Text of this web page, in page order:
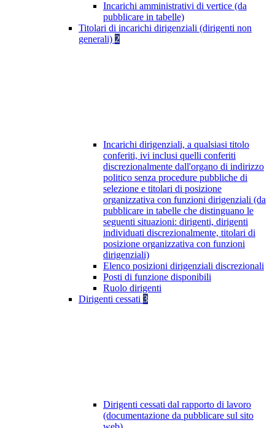
Incarichi amministrativi di vertice (da
pubblicare in tabelle)
Titolari di incarichi dirigenziali (dirigenti non
generali) 2
Incarichi dirigenziali, a qualsiasi titolo
conferiti, ivi inclusi quelli conferiti
discrezionalmente dall'organo di indirizzo
politico senza procedure pubbliche di
selezione e titolari di posizione
organizzativa con funzioni dirigenziali (da
pubblicare in tabelle che distinguano le
seguenti situazioni: dirigenti, dirigenti
individuati discrezionalmente, titolari di
posizione organizzativa con funzioni
dirigenziali)
Elenco posizioni dirigenziali discrezionali
Posti di funzione disponibili
Ruolo dirigenti
Dirigenti cessati 3
Dirigenti cessati dal rapporto di lavoro
(documentazione da pubblicare sul sito